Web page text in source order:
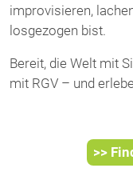
improvisieren,
losgezogen bist.
Bereit, die Welt mit
mit RGV – und
>>